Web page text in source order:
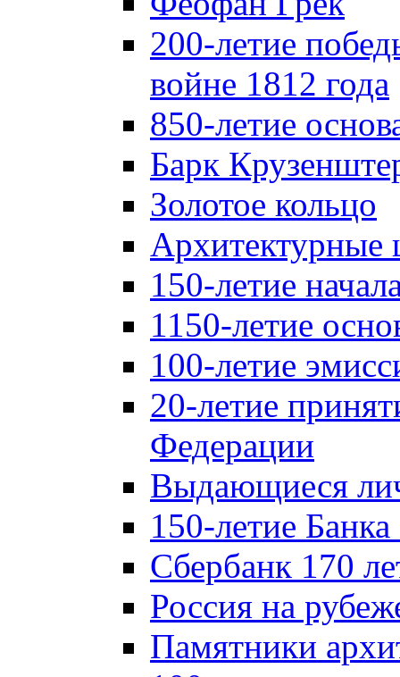
200-летие
войне 1812 года
850-летие
Барк
Золотое кольцо
Архитектурные
150-летие
1150-летие
100-летие
20-летие
Федерации
Выдающиеся
150-летие
Сбербанк 170
Россия на
Памятники